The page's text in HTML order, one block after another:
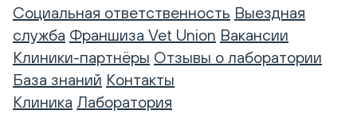
Социальная ответственность Выездная
служба Франшиза Vet Union Вакансии
Клиники-партнёры Отзывы о лаборатории
База знаний Контакты
Клиника Лаборатория